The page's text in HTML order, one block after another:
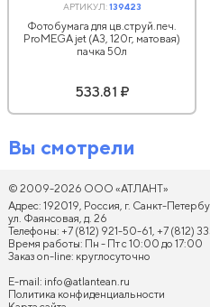
АРТИКУЛ:139423
Фотобумага для цв.струй.печ.
ProMEGA jet (А3, 120г, матовая)
пачка 50л
533.81 ₽
Вы смотрели
© 2009-2026 ООО «АТЛАНТ»
Адрес: 192019, Россия, г. Санкт-
ул. Фаянсовая, д. 26
Телефоны: +7 (812) 921-50-61, +7 (812)
Время работы: Пн - Пт с 10:00 до 17:00
Заказ on-line: круглосуточно
E-mail: info@atlantean.ru
Политика конфиденциальности